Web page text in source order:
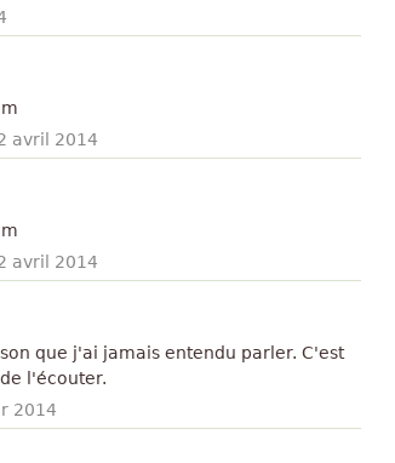
avril 2014
avril 2014
que j'ai jamais entendu parler. C'est
l'écouter.
2014